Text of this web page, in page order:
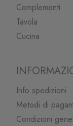
Complementi
Tavola
Cucina
Info spedizioni
Metodi di
Condizioni